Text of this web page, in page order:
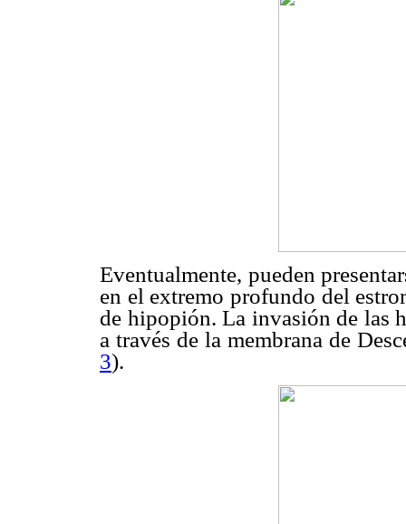
Eventualmente, pueden
en el extremo profundo del
de hipopión. La invasión de las
a través de la membrana de
3).